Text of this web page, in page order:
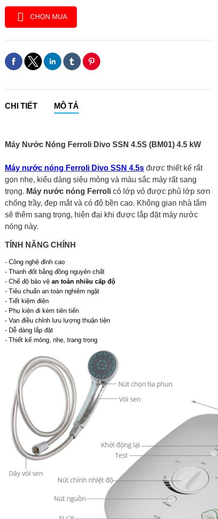
CHỌN MUA
CHI TIẾT MÔ TẢ
Máy Nước Nóng Ferroli Divo SSN 4.5S (BM01) 4.5 kW
Máy nước nóng Ferroli Divo SSN 4.5s được thiết kế rất
gọn nhẹ, kiểu dáng siêu mỏng và màu sắc máy rất sang
trọng. Máy nước nóng Ferroli có lớp vỏ được phủ lớp sơn
chống trầy, đẹp mắt và có độ bền cao. Không gian nhà tắm
sẽ thêm sang trọng, hiện đại khi được lắp đặt máy nước
nóng này.
TÍNH NĂNG CHÍNH
- Công nghệ đỉnh cao
- Thanh đốt bằng đồng nguyên chất
- Chế độ bảo vệ an toàn nhiều cấp độ
- Tiêu chuẩn an toàn nghiêm ngặt
- Tiết kiệm điện
- Phụ kiện đi kèm tiên tiến
- Van điều chỉnh lưu lượng thuận tiện
- Dễ dàng lắp đặt
- Thiết kế mỏng, nhẹ, trang trọng